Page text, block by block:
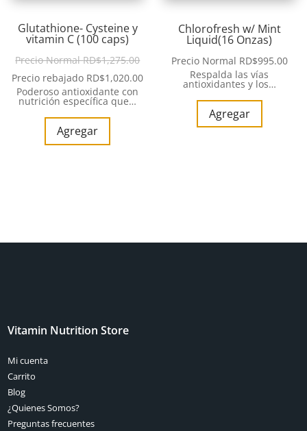
Glutathione- Cysteine y
vitamin C (100 caps)
Precio NormalRD$1,275.00
Precio rebajado RD$1,020.00
Poderoso antioxidante con
nutrición específica que…
Agregar
Chlorofresh w/ Mint
Liquid(16 Onzas)
Precio Normal RD$995.00
Respalda las vías
antioxidantes y los…
Agregar
Vitamin Nutrition Store
Mi cuenta
Carrito
Blog
¿Quienes Somos?
Preguntas frecuentes